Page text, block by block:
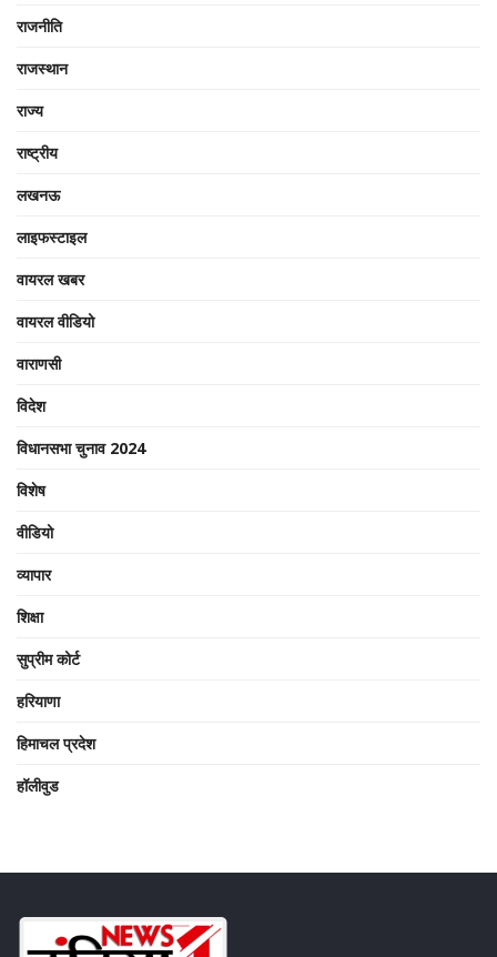
राजनीति
राजस्थान
राज्य
राष्ट्रीय
लखनऊ
लाइफस्टाइल
वायरल खबर
वायरल वीडियो
वाराणसी
विदेश
विधानसभा चुनाव 2024
विशेष
वीडियो
व्यापार
शिक्षा
सुप्रीम कोर्ट
हरियाणा
हिमाचल प्रदेश
हॉलीवुड